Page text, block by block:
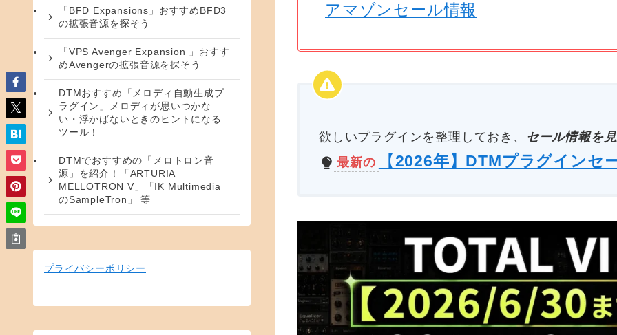
アマゾンセール情報
欲しいプラグインを整理しておき、
セール情報を
最新の
【 2026年】DTMプラグインセ
「BFD Expansions」おすすめBFD3
の拡張音源を探そう
「VPS Avenger Expansion 」おすす
めAvengerの拡張音源を探そう
DTMおすすめ「メロディ自動生成プ
ラグイン」メロディが思いつかな
い・浮かばないときのヒントになる
ツール！
DTMでおすすめの「メロトロン音
源」を紹介！「ARTURIA
MELLOTRON V」「IK Multimedia
のSampleTron」 等
プライバシーポリシー